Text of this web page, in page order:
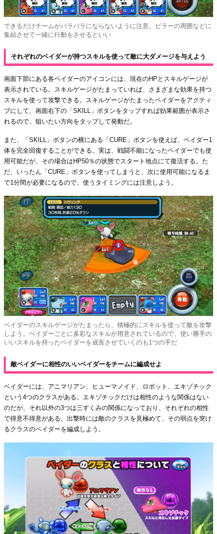
できるだけチームがバラバラにならないように注意。ピラーの周囲などに
集結させて一緒に行動をさせるといい
それぞれのベイダーが持つスキルを使って敵に大ダメージを与えよう
画面下部にある各ベイダーのアイコンには、現在のHPとスキルゲージが
表示されている。スキルゲージがたまっていれば、さまざまな効果を持つ
スキルを使って攻撃できる。スキルゲージがたまったベイダーをアクティ
ブにして、画面右下の「SKILL」ボタンをタップすれば効果範囲が表示さ
れるので、狙いたい方向をタップして発動だ。
また、「SKILL」ボタンの横にある「CURE」ボタンを使えば、ベイダー1
体を完全回復することができる。実は、戦闘不能になったベイダーでも使
用可能だが、その場合はHP50％の状態でスタート地点にて復活する。た
だ、いったん「CURE」ボタンを使ってしまうと、次に使用可能になるま
で1分間が必要になるので、使うタイミングには注意しよう。
ベイダーのスキルゲージがたまったら、積極的にスキルを使って敵を攻撃
しよう。ベイダーごとに多彩なスキルが用意されているので、使い勝手の
いいスキルを持ったベイダーを成長させていくのも1つの手だ
敵ベイダーに相性のいいベイダーをチームに編成せよ
ベイダーには、アニマリアン、ヒューマノイド、ロボット、エキゾチック
という4つのクラスがある。エキゾチックだけは相性のような関係はない
のだが、それ以外の3つは三すくみの関係になっており、それぞれの相性
で得意不得意がある。出撃時には敵のクラスを見極めて、その弱点を突け
るクラスのベイダーを編成しよう。